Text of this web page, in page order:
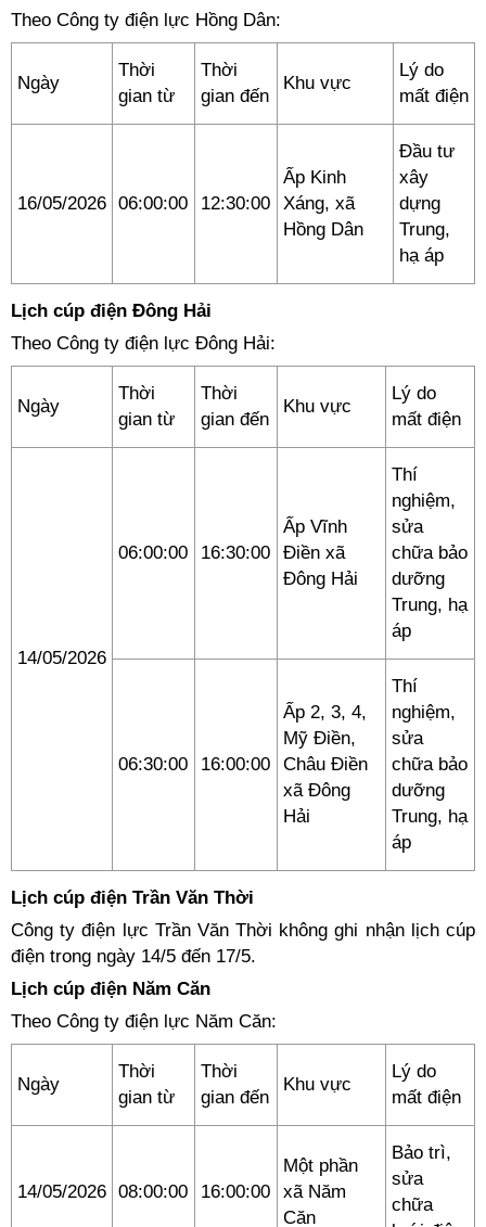
Theo Công ty điện lực Hồng Dân:
Ngày
Thời
gian từ
Thời
gian đến
Khu vực
Lý do
mất điện
16/05/2026 06:00:00 12:30:00
Ấp Kinh
Xáng, xã
Hồng Dân
Đầu tư
xây
dựng
Trung,
hạ áp
Lịch cúp điện Đông Hải
Theo Công ty điện lực Đông Hải:
Ngày
Thời
gian từ
Thời
gian đến
Khu vực
Lý do
mất điện
14/05/2026
06:00:00 16:30:00
Ấp Vĩnh
Điền xã
Đông Hải
Thí
nghiệm,
sửa
chữa bảo
dưỡng
Trung, hạ
áp
06:30:00 16:00:00
Ấp 2, 3, 4,
Mỹ Điền,
Châu Điền
xã Đông
Hải
Thí
nghiệm,
sửa
chữa bảo
dưỡng
Trung, hạ
áp
Lịch cúp điện Trần Văn Thời
Công ty điện lực Trần Văn Thời không ghi nhận lịch cúp
điện trong ngày 14/5 đến 17/5.
Lịch cúp điện Năm Căn
Theo Công ty điện lực Năm Căn:
Ngày
Thời
gian từ
Thời
gian đến
Khu vực
Lý do
mất điện
14/05/2026 08:00:00 16:00:00
Một phần
xã Năm
Căn
Bảo trì,
sửa
chữa